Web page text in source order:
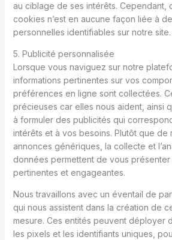
au ciblage de ses intérêts. Cependant,
cookies n’est en aucune façon liée à
personnelles identifiables sur notre site.
5. Publicité personnalisée
Lorsque vous naviguez sur notre
informations pertinentes sur vos
préférences en ligne sont collectées.
précieuses car elles nous aident, ainsi
à formuler des publicités qui
intérêts et à vos besoins. Plutôt que de
annonces génériques, la collecte et
données permettent de vous
pertinentes et engageantes.
Nous travaillons avec un éventail de
qui nous assistent dans la création de
mesure. Ces entités peuvent déployer
les pixels et les identifiants uniques,